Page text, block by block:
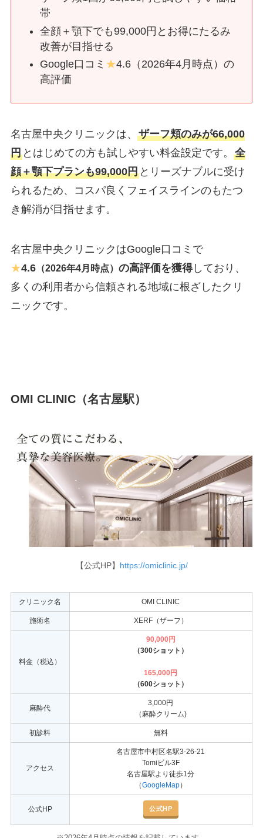
帯
全顔＋顎下でも99,000円とお得にたるみ
改善が目指せる
Google口コミ ★4.6（2026年4月時点）の
高評価
名古屋中央クリニックは、 ザーフ頬のみが66,000
円とはじめての方も試しやすい料金設定です。 全
顔＋顎下プランも99,000円とリーズナブルに受け
られるため、コスパ良くフェイスラインのもたつ
き解消が目指せます。
名古屋中央クリニックはGoogle口コミで
★4.6（2026年4月時点） の高評価を獲得しており、
多くの利用者から信頼される地域に根ざしたクリ
ニックです。
OMI CLINIC（名古屋駅）
【公式HP】 https://omiclinic.jp/
クリニック名 OMI CLINIC
施術名 XERF（ザーフ）
料金（税込）
90,000円
（300ショット）
165,000円
（600ショット）
麻酔代
3,000円
（麻酔クリーム)
初診料 無料
アクセス
名古屋市中村区名駅3-26-21
Tomiビル3F
名古屋駅より徒歩1分
（GoogleMap）
公式HP 公式HP